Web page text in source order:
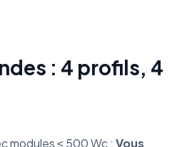
: 4 profils, 4
modules ≤ 500 Wc : Vous